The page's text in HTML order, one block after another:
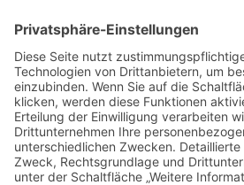
WEITERE INFOS
Datenschutz
Impressum
AGB
Cookie-Einstellungen
Jobs & Karriere